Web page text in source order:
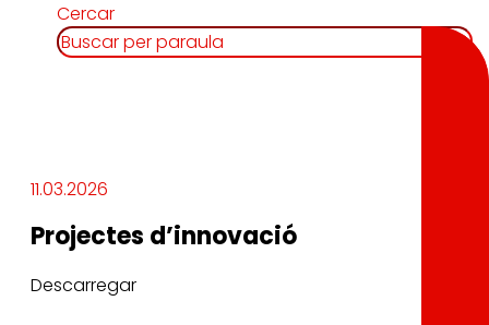
Cercar
11.03.2026
Projectes d’innovació
Descarregar